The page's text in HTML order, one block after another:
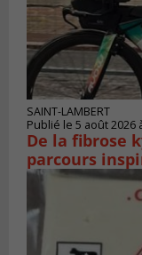
SAINT-LAMBERT
Publié le 5 août 2026
De la fibrose
parcours